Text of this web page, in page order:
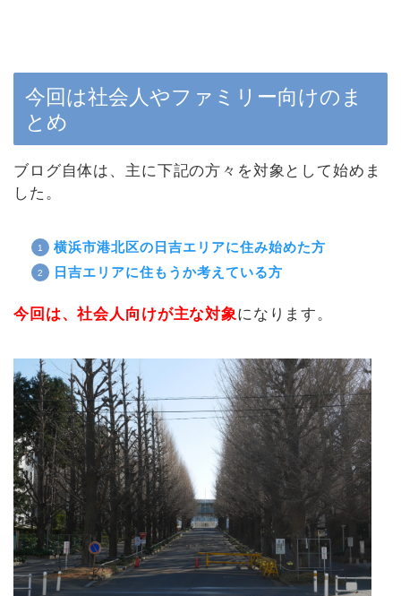
今回は社会人やファミリー向けのま
とめ
ブログ自体は、主に下記の方々を対象として始めま
した。
横浜市港北区の日吉エリアに住み始めた方
日吉エリアに住もうか考えている方
今回は、社会人向けが主な対象になります。